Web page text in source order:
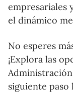
empresariales
el dinámico
No esperes
¡Explora las
siguiente paso